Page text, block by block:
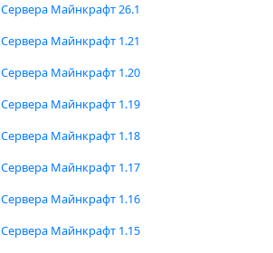
Сервера Майнкрафт 26.1
Сервера Майнкрафт 1.21
Сервера Майнкрафт 1.20
Сервера Майнкрафт 1.19
Сервера Майнкрафт 1.18
Сервера Майнкрафт 1.17
Сервера Майнкрафт 1.16
Сервера Майнкрафт 1.15